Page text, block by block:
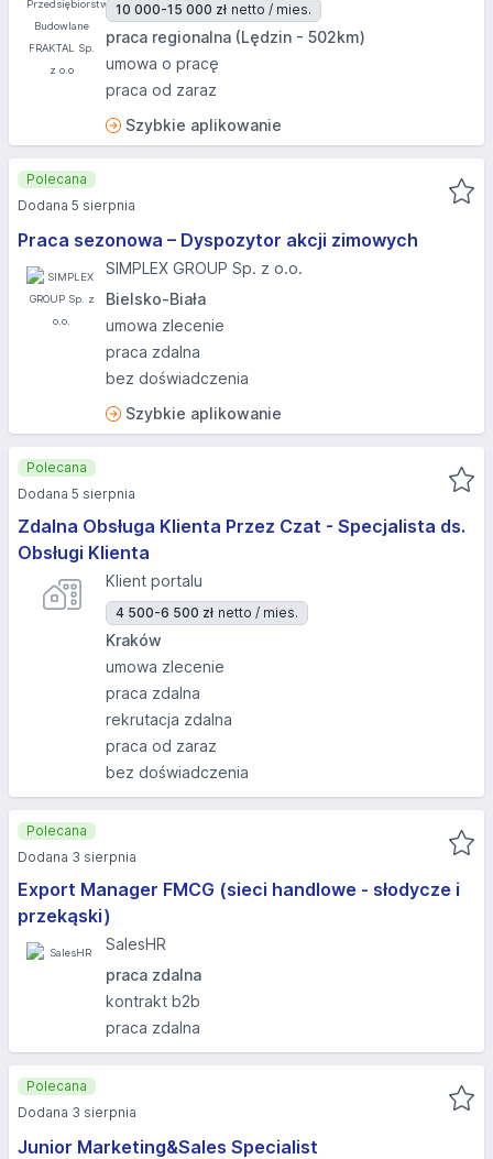
10 000-15 000 zł netto / mies.
praca regionalna (Lędzin - 502km)
umowa o pracę
praca od zaraz
Szybkie aplikowanie
Praca sezonowa – Dyspozytor akcji zimowych
SIMPLEX GROUP Sp. z o.o.
Bielsko-Biała
umowa zlecenie
praca zdalna
bez doświadczenia
Szybkie aplikowanie
Polecana
Dodana 5 sierpnia
Zdalna Obsługa Klienta Przez Czat - Specjalista ds.
Obsługi Klienta
Klient portalu
4 500-6 500 zł netto / mies.
Kraków
umowa zlecenie
praca zdalna
rekrutacja zdalna
praca od zaraz
bez doświadczenia
Polecana
Dodana 5 sierpnia
Export Manager FMCG (sieci handlowe - słodycze i
przekąski)
SalesHR
praca zdalna
kontrakt b2b
praca zdalna
Polecana
Dodana 3 sierpnia
Junior Marketing&Sales Specialist
Polecana
Dodana 3 sierpnia